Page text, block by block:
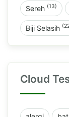
Sereh (13)
Biji Selasih
Cloud